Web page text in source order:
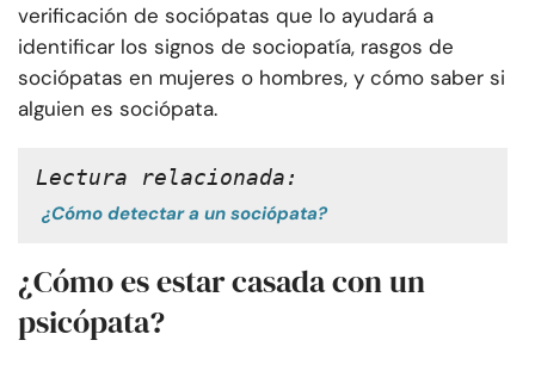
verificación de sociópatas que lo ayudará a
identificar los signos de sociopatía, rasgos de
sociópatas en mujeres o hombres, y cómo saber si
alguien es sociópata.
Lectura relacionada:
¿Cómo detectar a un sociópata?
¿Cómo es estar casada con un
psicópata?